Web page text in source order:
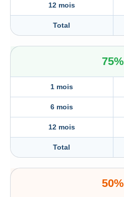
12 mois
Total
75%
1 mois
6 mois
12 mois
Total
50%